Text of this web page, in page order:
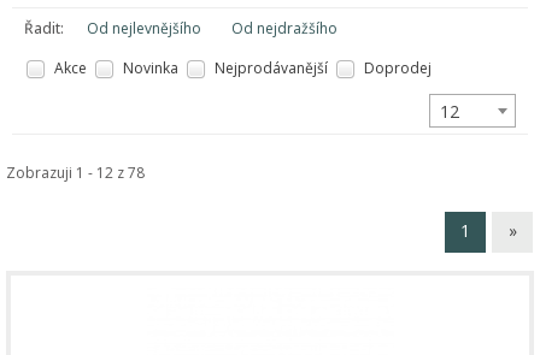
Řadit: Od nejlevnějšího
Od nejdražšího
Akce
Novinka Nejprodávanější Doprodej
12
Zobrazuji 1 - 12 z 78
1 »